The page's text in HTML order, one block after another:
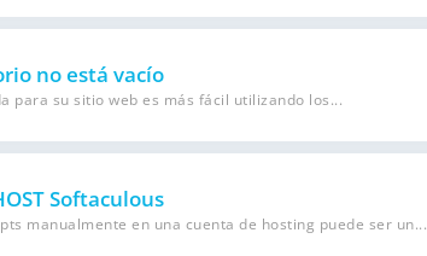
no está vacío
para su sitio web es más fácil utilizando los...
Softaculous
manualmente en una cuenta de hosting puede ser un...